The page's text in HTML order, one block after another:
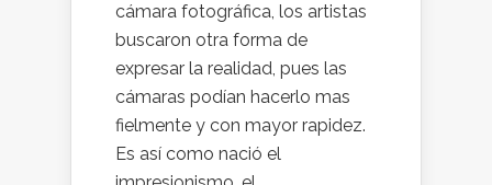
cámara fotográfica, los artistas
buscaron otra forma de
expresar la realidad, pues las
cámaras podían hacerlo mas
fielmente y con mayor rapidez.
Es así como nació el